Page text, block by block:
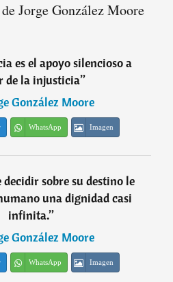
Jorge González Moore
es el apoyo silencioso a
de la injusticia”
González Moore
WhatsApp Imagen
sobre su destino le
una dignidad casi
infinita.”
González Moore
WhatsApp Imagen